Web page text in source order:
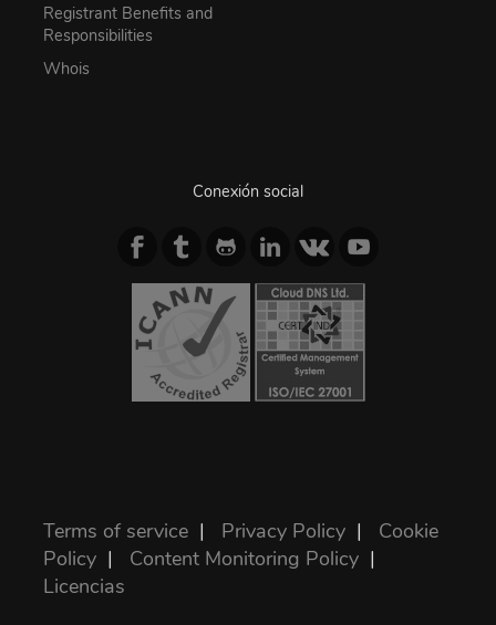
Registrant Benefits and
Responsibilities
Whois
Conexión social
Terms of service | Privacy Policy | Cookie
Policy | Content Monitoring Policy |
Licencias